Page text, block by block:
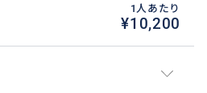
1人あたり
¥10,200